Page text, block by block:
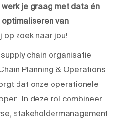
je graag met data én
optimaliseren van
op zoek naar jou!
chain organisatie
Planning & Operations
dat onze operationele
In deze rol combineer
stakeholdermanagement